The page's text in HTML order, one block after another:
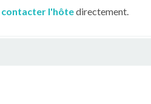
contacter l'hôtedirectement.